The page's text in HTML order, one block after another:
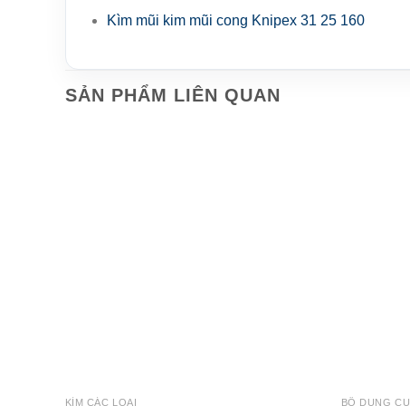
Kìm mũi kim mũi cong Knipex 31 25 160
SẢN PHẨM LIÊN QUAN
KÌM CÁC LOẠI BỘ DỤNG CỤ